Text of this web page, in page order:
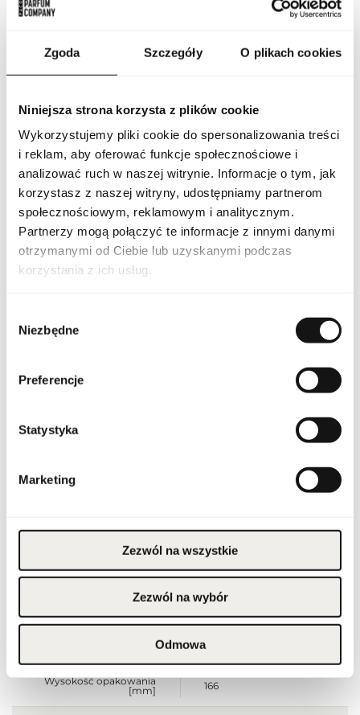
Zgoda Szczegóły O plikach cookies
Niniejsza strona korzysta z plików cookie
Wykorzystujemy pliki cookie do spersonalizowania treści
i reklam, aby oferować funkcje społecznościowe i
analizować ruch w naszej witrynie. Informacje o tym, jak
korzystasz z naszej witryny, udostępniamy partnerom
społecznościowym, reklamowym i analitycznym.
Partnerzy mogą połączyć te informacje z innymi danymi
otrzymanymi od Ciebie lub uzyskanymi podczas
korzystania z ich usług.
zgody
Niezbędne
Preferencje
Statystyka
Marketing
Zezwól na wszystkie
Zezwól na wybór
Odmowa
i łagodny drzewno-słodki charakter, który utrzymuje się
na skórze przez wiele godzin. CK IN2U For Her sprawdza się
Daje wrażenie lekkości, ale też miękkości — wanilia i nuty bazy
zmysłowości. Zapach ten to idealny wybór dla kobiet
świeżości z delikatnym ciepłem. Cytrusy szybko przechodzą
tworząc harmonijną kompozycję pełną lekkości i elegancji.
PARAMETRY
Indeks
Stan opakowania
Ostrzeżenia
Przechowywać poza
zasięgiem dzieci.
Przechowywać w
stosować na
podrażnioną lub
uszkodzoną skórę.
Wyłącznie do użytku
Szerokość opakowania
[mm]
62
Wysokość opakowania
[mm]
166